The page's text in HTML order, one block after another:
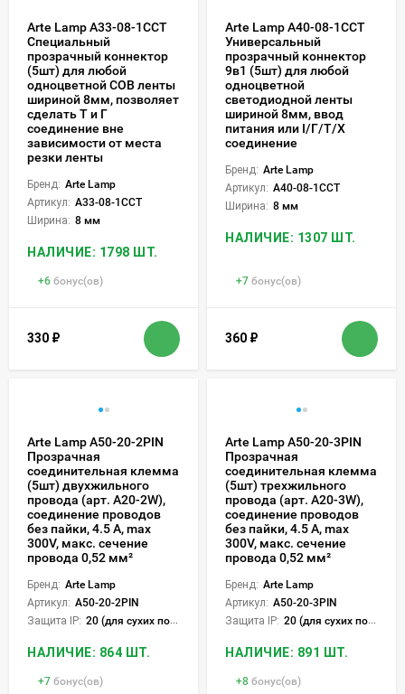
Arte Lamp A33-08-1CCT
Специальный
прозрачный коннектор
(5шт) для любой
одноцветной COB ленты
шириной 8мм, позволяет
сделать Т и Г
соединение вне
зависимости от места
резки ленты
Бренд: Arte Lamp
Артикул: A33-08-1CCT
Ширина: 8 мм
НАЛИЧИЕ: 1798 ШТ.
+6 бонус(ов)
330 ₽
Arte Lamp A40-08-1CCT
Универсальный
прозрачный коннектор
9в1 (5шт) для любой
одноцветной
светодиодной ленты
шириной 8мм, ввод
питания или I/Г/Т/X
соединение
Бренд: Arte Lamp
Артикул: A40-08-1CCT
Ширина: 8 мм
НАЛИЧИЕ: 1307 ШТ.
+7 бонус(ов)
360 ₽
Arte Lamp A50-20-2PIN
Прозрачная
соединительная клемма
(5шт) двухжильного
провода (арт. A20-2W),
соединение проводов
без пайки, 4.5 А, max
300V, макс. сечение
провода 0,52 мм²
Бренд: Arte Lamp
Артикул: A50-20-2PIN
Защита IP: 20 (для сухих пом.)
НАЛИЧИЕ: 864 ШТ.
+7 бонус(ов)
Arte Lamp A50-20-3PIN
Прозрачная
соединительная клемма
(5шт) трехжильного
провода (арт. A20-3W),
соединение проводов
без пайки, 4.5 А, max
300V, макс. сечение
провода 0,52 мм²
Бренд: Arte Lamp
Артикул: A50-20-3PIN
Защита IP: 20 (для сухих пом.)
НАЛИЧИЕ: 891 ШТ.
+8 бонус(ов)